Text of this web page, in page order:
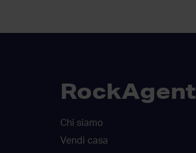
RockAgent
Chi siamo
Vendi casa